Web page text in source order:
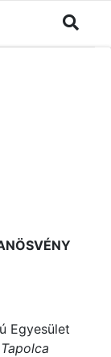
Egyesület